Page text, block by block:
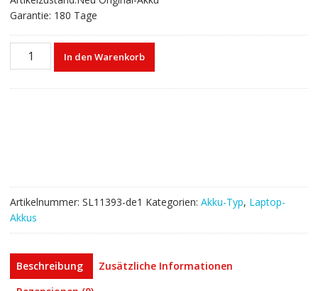
Garantie: 180 Tage
Laptop
In den Warenkorb
Artikelnummer: SL11393-de1 Kategorien: Akku-Typ, Laptop-
Akkus
Beschreibung
Zusätzliche Informationen